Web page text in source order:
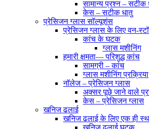
सामान्य प्रश्न – सटीक
केस – सटीक धातु
प्रेसिजन ग्लास सॉल्यूशंस
प्रेसिजन ग्लास के लिए वन-
कांच के घटक
ग्लास मशीनिंग
हमारी क्षमता— परिशुद्ध कांच
सामग्री – कांच
ग्लास मशीनिंग प्रक्रिया
नॉलेज – प्रेसिजन ग्लास
अक्सर पूछे जाने वाले
केस – प्रेसिजन ग्लास
खनिज ढलाई
खनिज ढलाई के लिए एक ही
खनिज ढलाई घटक